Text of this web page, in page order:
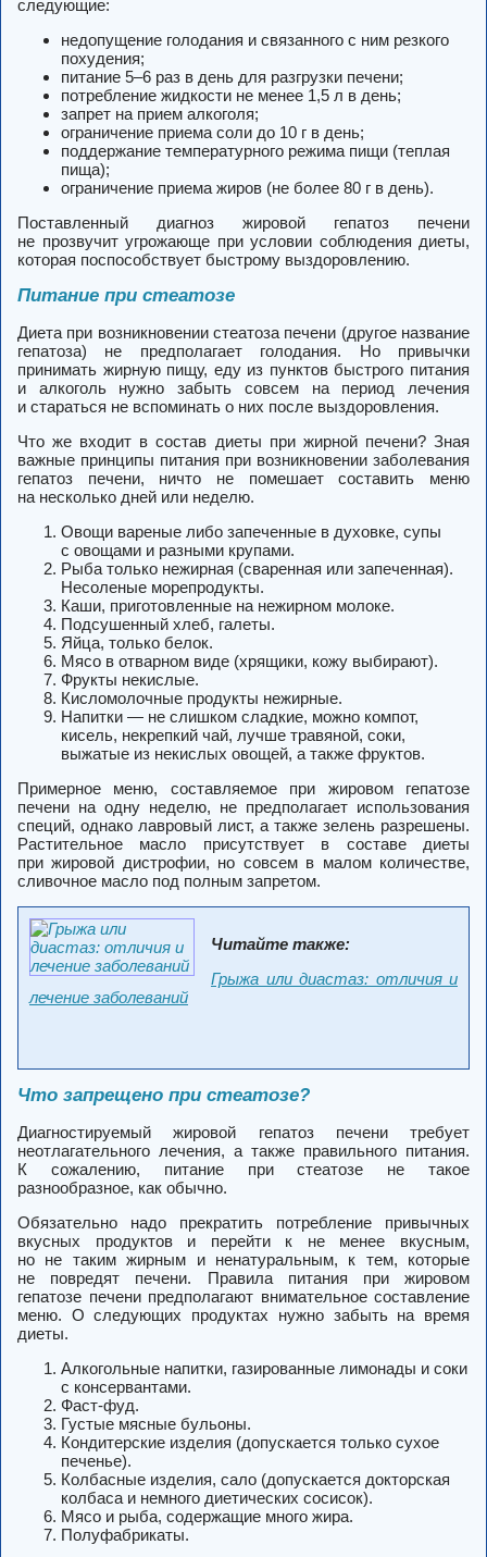
следующие:
недопущение голодания и связанного с ним резкого
похудения;
питание 5–6 раз в день для разгрузки печени;
потребление жидкости не менее 1,5 л в день;
запрет на прием алкоголя;
ограничение приема соли до 10 г в день;
поддержание температурного режима пищи (теплая
пища);
ограничение приема жиров (не более 80 г в день).
Поставленный диагноз жировой гепатоз печени
не прозвучит угрожающе при условии соблюдения диеты,
которая поспособствует быстрому выздоровлению.
Питание при стеатозе
Диета при возникновении стеатоза печени (другое название
гепатоза) не предполагает голодания. Но привычки
принимать жирную пищу, еду из пунктов быстрого питания
и алкоголь нужно забыть совсем на период лечения
и стараться не вспоминать о них после выздоровления.
Что же входит в состав диеты при жирной печени? Зная
важные принципы питания при возникновении заболевания
гепатоз печени, ничто не помешает составить меню
на несколько дней или неделю.
Овощи вареные либо запеченные в духовке, супы
с овощами и разными крупами.
Рыба только нежирная (сваренная или запеченная).
Несоленые морепродукты.
Каши, приготовленные на нежирном молоке.
Подсушенный хлеб, галеты.
Яйца, только белок.
Мясо в отварном виде (хрящики, кожу выбирают).
Фрукты некислые.
Кисломолочные продукты нежирные.
Напитки — не слишком сладкие, можно компот,
кисель, некрепкий чай, лучше травяной, соки,
выжатые из некислых овощей, а также фруктов.
Примерное меню, составляемое при жировом гепатозе
печени на одну неделю, не предполагает использования
специй, однако лавровый лист, а также зелень разрешены.
Растительное масло присутствует в составе диеты
при жировой дистрофии, но совсем в малом количестве,
сливочное масло под полным запретом.
Читайте также:
Грыжа или диастаз: отличия и
лечение заболеваний
Что запрещено при стеатозе?
Диагностируемый жировой гепатоз печени требует
неотлагательного лечения, а также правильного питания.
К сожалению, питание при стеатозе не такое
разнообразное, как обычно.
Обязательно надо прекратить потребление привычных
вкусных продуктов и перейти к не менее вкусным,
но не таким жирным и ненатуральным, к тем, которые
не повредят печени. Правила питания при жировом
гепатозе печени предполагают внимательное составление
меню. О следующих продуктах нужно забыть на время
диеты.
Алкогольные напитки, газированные лимонады и соки
с консервантами.
Фаст-фуд.
Густые мясные бульоны.
Кондитерские изделия (допускается только сухое
печенье).
Колбасные изделия, сало (допускается докторская
колбаса и немного диетических сосисок).
Мясо и рыба, содержащие много жира.
Полуфабрикаты.